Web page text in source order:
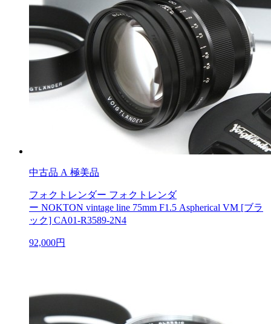
中古品 A 極美品
フォクトレンダー フォクトレンダ
ー NOKTON vintage line 75mm F1.5 Aspherical VM [ブラ
ック] CA01-R3589-2N4
92,000円